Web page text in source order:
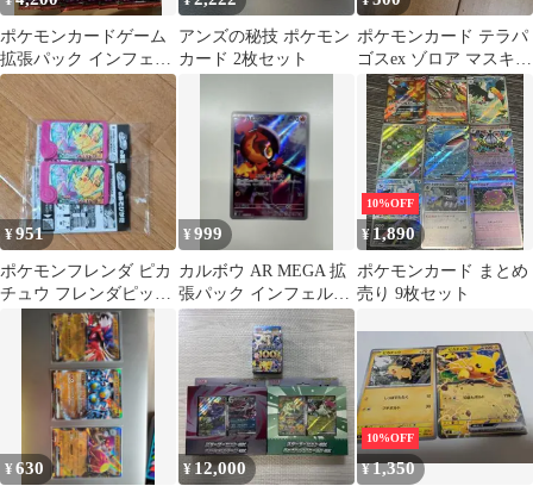
ポケモンカードゲーム
拡張パック インフェル
ノX 12パック
アンズの秘技 ポケモン
カード 2枚セット
ポケモンカード テラパ
ゴスex ゾロア マスキッ
パ 3枚セット
¥951
ポケモンフレンダ ピカ
チュウ フレンダピック
2枚セット
¥999
カルボウ AR MEGA 拡
張パック インフェルノ
X 083/080 10枚
10%OFF
¥1,890
ポケモンカード まとめ
売り 9枚セット
¥630 ¥12,000
10%OFF
¥1,350